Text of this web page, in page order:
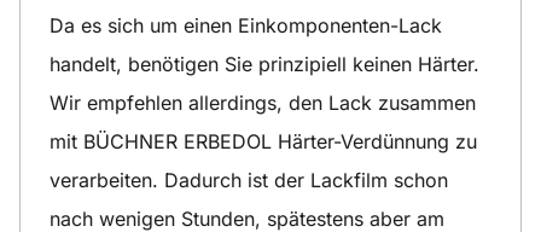
Da es sich um einen Einkomponenten-Lack
handelt, benötigen Sie prinzipiell keinen Härter.
Wir empfehlen allerdings, den Lack zusammen
mit BÜCHNER ERBEDOL Härter-Verdünnung zu
verarbeiten. Dadurch ist der Lackfilm schon
nach wenigen Stunden, spätestens aber am